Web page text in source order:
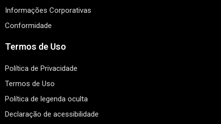
Informações Corporativas
Conformidade
Termos de Uso
Política de Privacidade
Termos de Uso
Política de legenda oculta
Declaração de acessibilidade